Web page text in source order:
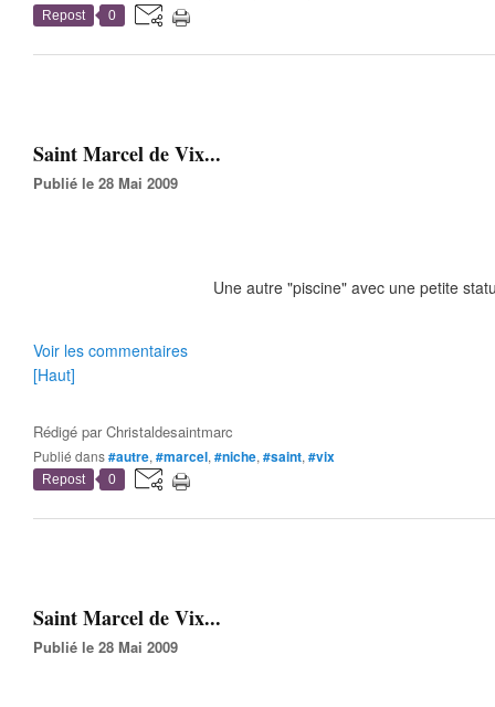
Repost 0
Saint Marcel de Vix...
Publié le 28 Mai 2009
Une autre "piscine" avec une petite
Voir les commentaires
[Haut]
Rédigé parChristaldesaintmarc
Publié dans#autre, #marcel, #niche, #saint, #vix
Repost 0
Saint Marcel de Vix...
Publié le 28 Mai 2009